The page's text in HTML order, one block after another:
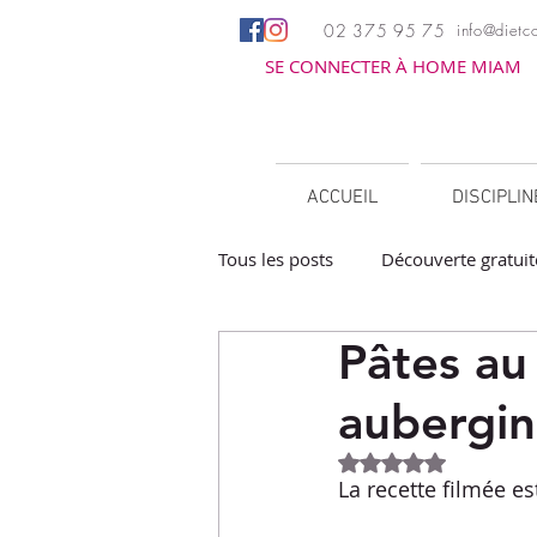
02 375 95 75
SE CONNECTER À HOME MIAM
ACCUEIL
Tous les posts Découverte
Barbecue / Plancha
Facile à réchauffer Family
Pâtes
Noté NaN étoiles
La recette filmée